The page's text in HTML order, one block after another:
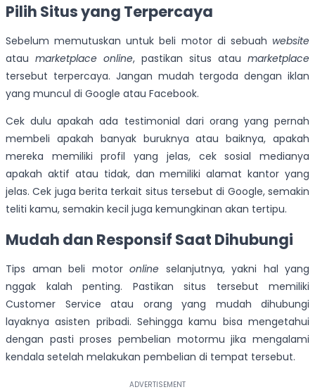
Pilih Situs yang Terpercaya
Sebelum memutuskan untuk beli motor di sebuah website
atau marketplace online, pastikan situs atau marketplace
tersebut terpercaya. Jangan mudah tergoda dengan iklan
yang muncul di Google atau Facebook.
Cek dulu apakah ada testimonial dari orang yang pernah
membeli apakah banyak buruknya atau baiknya, apakah
mereka memiliki profil yang jelas, cek sosial medianya
apakah aktif atau tidak, dan memiliki alamat kantor yang
jelas. Cek juga berita terkait situs tersebut di Google, semakin
teliti kamu, semakin kecil juga kemungkinan akan tertipu.
Mudah dan Responsif Saat Dihubungi
Tips aman beli motor online selanjutnya, yakni hal yang
nggak kalah penting. Pastikan situs tersebut memiliki
Customer Service atau orang yang mudah dihubungi
layaknya asisten pribadi. Sehingga kamu bisa mengetahui
dengan pasti proses pembelian motormu jika mengalami
kendala setelah melakukan pembelian di tempat tersebut.